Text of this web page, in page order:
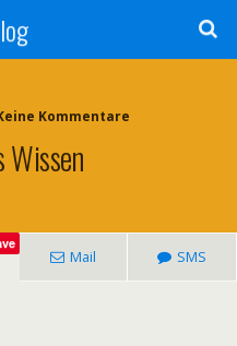
Kommentare
Mail SMS